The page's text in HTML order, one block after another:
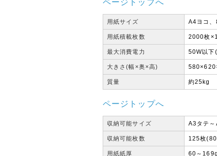
ページトップへ
用紙サイズ A4ヨコ
用紙積載枚数 2000枚
最大消費電力 50W以下
大きさ(幅×奥×高)
質量 約25kg
ページトップへ
収納可能サイズ A3タテ
収納可能枚数 125枚
用紙紙厚 60～